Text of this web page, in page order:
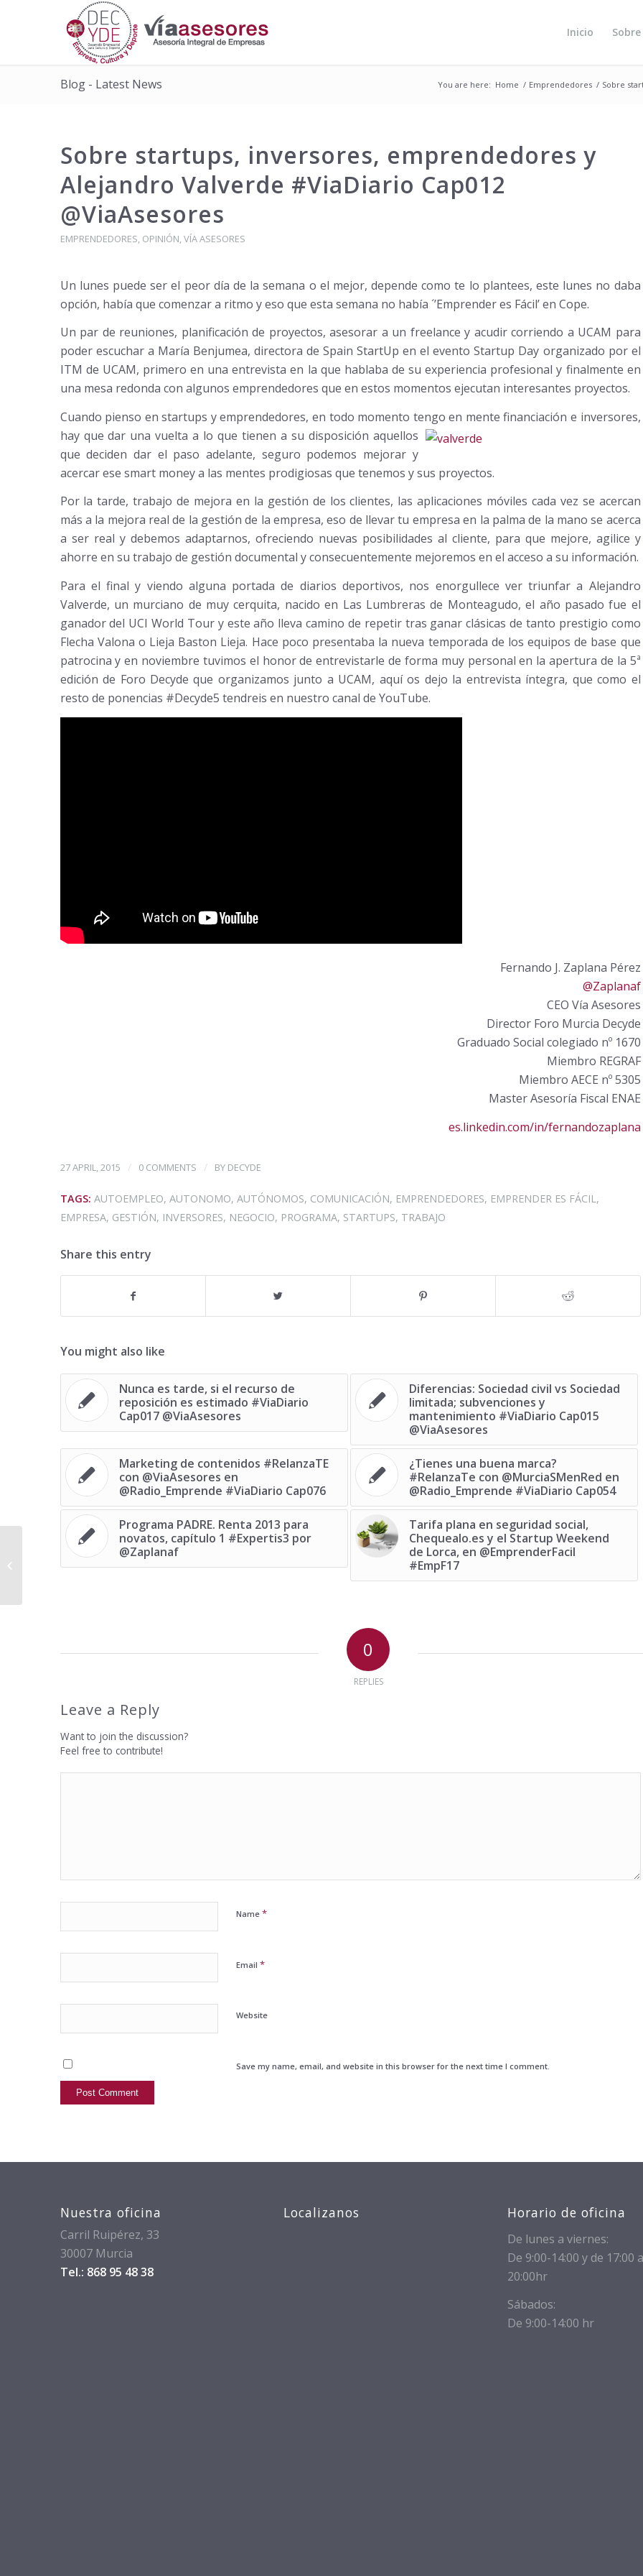
Inicio
Blog - Latest News You are here: Home / Emprendedores / Sobre
Sobre startups, inversores, emprendedores y
Alejandro Valverde #ViaDiario Cap012
@ViaAsesores
EMPRENDEDORES, OPINIÓN,VÍA ASESORES
Un lunes puede ser el peor día de la semana o el mejor, depende como te lo plantees, este lunes no daba
opción, había que comenzar a ritmo y eso que esta semana no había ´’Emprender es Fácil’ en Cope.
Un par de reuniones, planificación de proyectos, asesorar a un freelance y acudir corriendo a UCAM para
poder escuchar a María Benjumea, directora de Spain StartUp en el evento Startup Day organizado por el
ITM de UCAM, primero en una entrevista en la que hablaba de su experiencia profesional y finalmente en
una mesa redonda con algunos emprendedores que en estos momentos ejecutan interesantes proyectos.
Cuando pienso en startups y emprendedores, en todo momento tengo en mente financiación e inversores,
hay que dar una vuelta a lo que tienen a su disposición aquellos
que deciden dar el paso adelante, seguro podemos mejorar y
acercar ese smart money a las mentes prodigiosas que tenemos y sus proyectos.
Por la tarde, trabajo de mejora en la gestión de los clientes, las aplicaciones móviles cada vez se acercan
más a la mejora real de la gestión de la empresa, eso de llevar tu empresa en la palma de la mano se acerca
a ser real y debemos adaptarnos, ofreciendo nuevas posibilidades al cliente, para que mejore, agilice y
ahorre en su trabajo de gestión documental y consecuentemente mejoremos en el acceso a su información.
Para el final y viendo alguna portada de diarios deportivos, nos enorgullece ver triunfar a Alejandro
Valverde, un murciano de muy cerquita, nacido en Las Lumbreras de Monteagudo, el año pasado fue el
ganador del UCI World Tour y este año lleva camino de repetir tras ganar clásicas de tanto prestigio como
Flecha Valona o Lieja Baston Lieja. Hace poco presentaba la nueva temporada de los equipos de base que
patrocina y en noviembre tuvimos el honor de entrevistarle de forma muy personal en la apertura de la 5ª
edición de Foro Decyde que organizamos junto a UCAM, aquí os dejo la entrevista íntegra, que como el
resto de ponencias #Decyde5 tendreis en nuestro canal de YouTube.
Fernando J. Zaplana Pérez
@Zaplanaf
CEO Vía Asesores
Director Foro Murcia Decyde
Graduado Social colegiado nº 1670
Miembro REGRAF
Miembro AECE nº 5305
Master Asesoría Fiscal ENAE
es.linkedin.com/in/fernandozaplana
27 APRIL, 2015 / 0 COMMENTS / BY DECYDE
TAGS: AUTOEMPLEO, AUTONOMO, AUTÓNOMOS, COMUNICACIÓN, EMPRENDEDORES, EMPRENDER ES FÁCIL,
EMPRESA, GESTIÓN, INVERSORES, NEGOCIO, PROGRAMA, STARTUPS, TRABAJO
Share this entry
You might also like
Nunca es tarde, si el recurso de
reposición es estimado #ViaDiario
Cap017 @ViaAsesores
Diferencias: Sociedad civil vs Sociedad
limitada; subvenciones y
mantenimiento #ViaDiario Cap015
@ViaAsesores
Marketing de contenidos ‪#‎RelanzaTE‬
con @ViaAsesores en
@Radio_Emprende ‪#‎ViaDiario‬ Cap076
¿Tienes una buena marca?
#RelanzaTe con @MurciaSMenRed en
@Radio_Emprende #ViaDiario Cap054
Programa PADRE. Renta 2013 para
novatos, capítulo 1 #Expertis3 por
@Zaplanaf
Tarifa plana en seguridad social,
Chequealo.es y el Startup Weekend
de Lorca, en @EmprenderFacil
#EmpF17
0
REPLIES
Leave a Reply
Want to join the discussion?
Feel free to contribute!
Name *
Email *
Website
Save my name, email, and website in this browser for the next time I comment.
Nuestra oficina
Carril Ruipérez, 33
30007 Murcia
Tel.: 868 95 48 38
Localizanos Horario de oficina
De lunes a viernes:
De 9:00-14:00 y de 17:00 a
20:00hr
Sábados:
De 9:00-14:00 hr
Pago único concedido, TRADEs y
nuevos proyectos, viernes